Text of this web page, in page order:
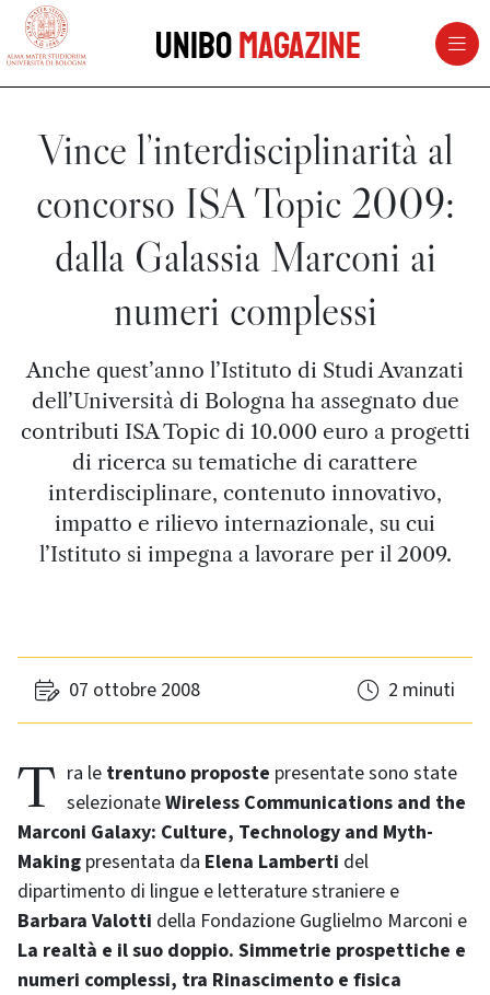
vai al contenuto della pagina
UniboMagazine
Vince l’interdisciplinarità al
concorso ISA Topic 2009:
dalla Galassia Marconi ai
numeri complessi
Anche quest’anno l’Istituto di Studi Avanzati
dell’Università di Bologna ha assegnato due
contributi ISA Topic di 10.000 euro a progetti
di ricerca su tematiche di carattere
interdisciplinare, contenuto innovativo,
impatto e rilievo internazionale, su cui
l’Istituto si impegna a lavorare per il 2009.
07 ottobre 2008 2 minuti
Tra le trentuno proposte presentate sono state
selezionateWireless Communications and the
Marconi Galaxy: Culture, Technology and Myth-
Making presentata da Elena Lamberti del
dipartimento di lingue e letterature straniere e
Barbara Valotti della Fondazione Guglielmo Marconi e
La realtà e il suo doppio. Simmetrie prospettiche e
numeri complessi, tra Rinascimento e fisica